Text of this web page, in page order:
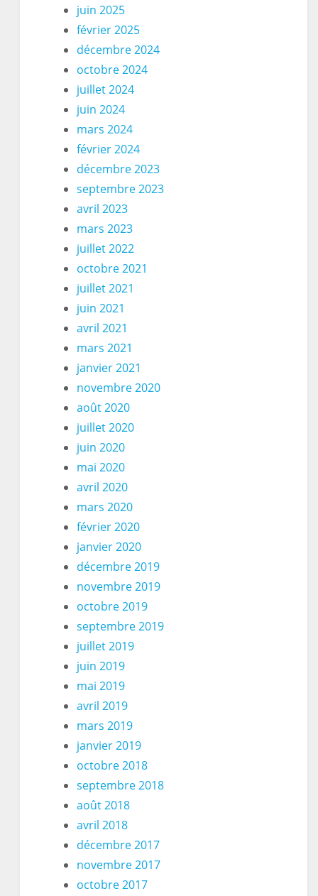
juin 2025
février 2025
décembre 2024
octobre 2024
juillet 2024
juin 2024
mars 2024
février 2024
décembre 2023
septembre 2023
avril 2023
mars 2023
juillet 2022
octobre 2021
juillet 2021
juin 2021
avril 2021
mars 2021
janvier 2021
novembre 2020
août 2020
juillet 2020
juin 2020
mai 2020
avril 2020
mars 2020
février 2020
janvier 2020
décembre 2019
novembre 2019
octobre 2019
septembre 2019
juillet 2019
juin 2019
mai 2019
avril 2019
mars 2019
janvier 2019
octobre 2018
septembre 2018
août 2018
avril 2018
décembre 2017
novembre 2017
octobre 2017